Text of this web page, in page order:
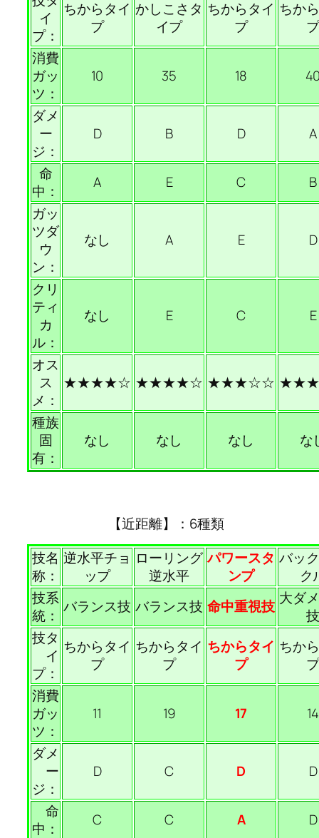
イ
プ：
ちからタイ
プ
かしこさタ
イプ
ちからタイ
プ
ちか
プ
消費
ガッ
ツ：
10 35 18
ダメ
ー
ジ：
D B D A
命
中：
A E C
B
ガッ
ツダ
ウ
ン：
なし A E D
クリ
ティ
カ
ル：
なし E C E
オス
ス
メ：
★★★★☆ ★★★★☆ ★★★☆☆
種族
固
有：
なし なし なし な
【近距離】：6種類
技名
称：
逆水平チョ
ップ
ローリング
逆水平
パワースタ
ンプ
バッ
ク
技系
統： バランス技 バランス技 命中重視技 大ダ
技
技タ
イ
プ：
ちからタイ
プ
ちからタイ
プ
ちからタイ
プ
ちか
プ
消費
ガッ
ツ：
11 19 17 14
ダメ
ー
ジ：
D C D D
命
中：
C C A D